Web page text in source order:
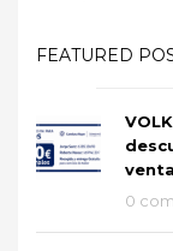
FEATURED
0